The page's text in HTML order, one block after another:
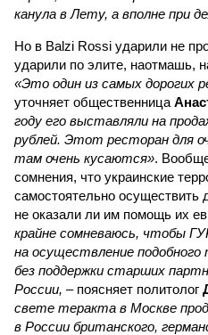
канула в Лету, а вполне при
Но в Balzi Rossi ударили не
ударили по элите, наотмашь,
«Это один из самых дорогих
уточняет общественница
году его выставляли на
рублей. Этот ресторан для
там очень кусаются».
сомнения, что украинские
самостоятельно осуществить
не оказали ли им помощь их
крайне сомневаюсь, чтобы
на осуществление
без поддержки старших
России, – поясняет политолог
свете теракта в Москве
в России британского,